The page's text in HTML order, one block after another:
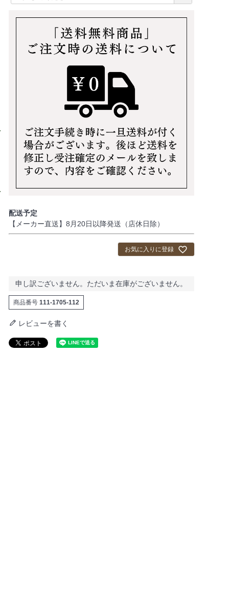
)
配送予定
【メーカー直送】8月20日以降発送（店休日除）
お気に入りに登録
申し訳ございません。ただいま在庫がございません。
商品番号 111-1705-112
レビューを書く